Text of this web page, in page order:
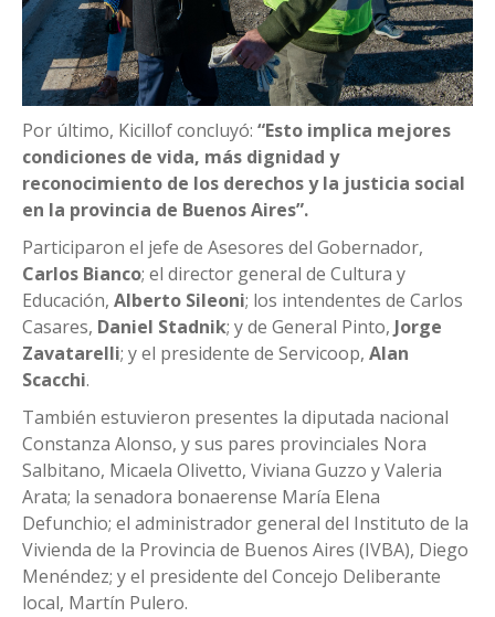
Por último, Kicillof concluyó: “Esto implica mejores
condiciones de vida, más dignidad y
reconocimiento de los derechos y la justicia social
en la provincia de Buenos Aires”.
Participaron el jefe de Asesores del Gobernador,
Carlos Bianco; el director general de Cultura y
Educación, Alberto Sileoni; los intendentes de Carlos
Casares, Daniel Stadnik; y de General Pinto, Jorge
Zavatarelli; y el presidente de Servicoop, Alan
Scacchi.
También estuvieron presentes la diputada nacional
Constanza Alonso, y sus pares provinciales Nora
Salbitano, Micaela Olivetto, Viviana Guzzo y Valeria
Arata; la senadora bonaerense María Elena
Defunchio; el administrador general del Instituto de la
Vivienda de la Provincia de Buenos Aires (IVBA), Diego
Menéndez; y el presidente del Concejo Deliberante
local, Martín Pulero.